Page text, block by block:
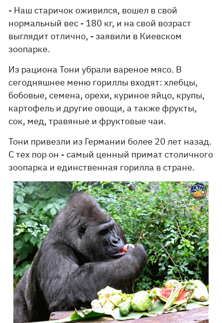
- Наш старичок оживился, вошел в свой
нормальный вес - 180 кг, и на свой возраст
выглядит отлично, - заявили в Киевском
зоопарке.
Из рациона Тони убрали вареное мясо. В
сегодняшнее меню гориллы входят: хлебцы,
бобовые, семена, орехи, куриное яйцо, крупы,
картофель и другие овощи, а также фрукты,
сок, мед, травяные и фруктовые чаи.
Тони привезли из Германии более 20 лет назад.
С тех пор он - самый ценный примат столичного
зоопарка и единственная горилла в стране.